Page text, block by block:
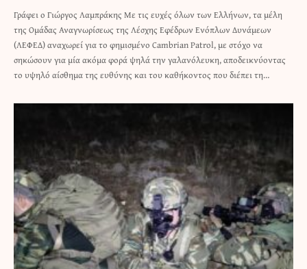
Γράφει ο Γιώργος Λαμπράκης Με τις ευχές όλων των Ελλήνων, τα μέλη
της Ομάδας Αναγνωρίσεως της Λέσχης Εφέδρων Ενόπλων Δυνάμεων
(ΛΕΦΕΔ) αναχωρεί για το φημισμένο Cambrian Patrol, με στόχο να
σηκώσουν για μία ακόμα φορά ψηλά την γαλανόλευκη, αποδεικνύοντας
το υψηλό αίσθημα της ευθύνης και του καθήκοντος που διέπει τη…